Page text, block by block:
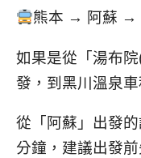
熊本 → 阿蘇 →
如果是從「湯布
發，到黑川溫泉
從「阿蘇」出發
分鐘，建議出發